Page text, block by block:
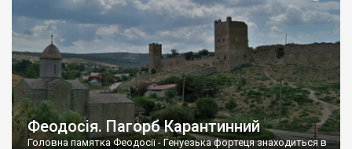
Феодосія. Пагорб Карантинний
Головна памятка Феодосії - Генуезька фортеця знаходиться в